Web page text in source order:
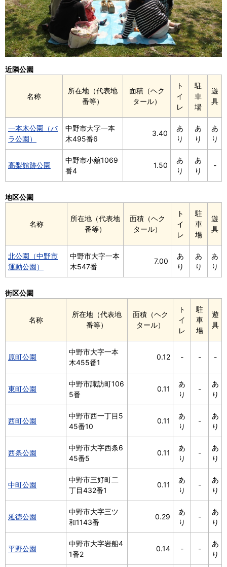
近隣公園
名称
所在地（代表地
番等）
面積（ヘク
タール）
ト
イ
レ
駐
車
場
遊
具
一本木公園（バ
ラ公園）
中野市大字一本
木495番6
3.40
あ
り
あ
り
あ
り
高梨館跡公園
中野市小舘1069
番4
1.50
あ
り
あ
り
-
地区公園
名称
所在地（代表地
番等）
面積（ヘク
タール）
ト
イ
レ
駐
車
場
遊
具
北公園（中野市
運動公園）
中野市大字一本
木547番
7.00
あ
り
あ
り
あ
り
街区公園
名称
所在地（代表地
番等）
面積（ヘク
タール）
ト
イ
レ
駐
車
場
遊
具
原町公園
中野市大字一本
木455番1
0.12 - - -
東町公園
中野市諏訪町106
5番
0.11
あ
り
-
あ
り
西町公園
中野市西一丁目5
45番10
0.11
あ
り
-
あ
り
西条公園
中野市大字西条6
45番5
0.11
あ
り
-
あ
り
中町公園
中野市三好町二
丁目432番1
0.11
あ
り
-
あ
り
延徳公園
中野市大字三ツ
和1143番
0.29
あ
り
-
あ
り
平野公園
中野市大字岩船4
1番2
0.14 - -
あ
り